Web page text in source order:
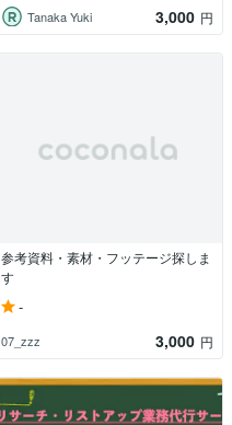
Tanaka Yuki 3,000 円
参考資料・素材・フッテージ探しま
す
-
07_zzz 3,000 円